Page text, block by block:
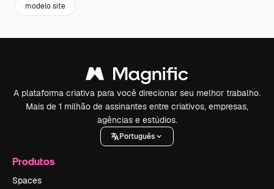
modelo site
A plataforma criativa para você direcionar seu melhor trabalho.
Mais de 1 milhão de assinantes entre criativos, empresas,
agências e estúdios.
Português
Produtos
Spaces